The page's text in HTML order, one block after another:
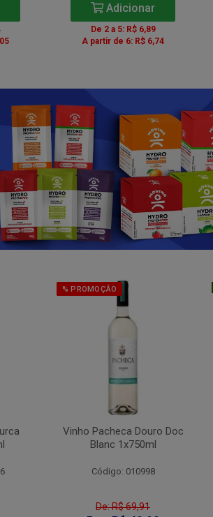
Adicionar
De 2 a 5: R$ 6,89
A partir de 6: R$ 6,74
% PROMOÇÃO
Vinho Pacheca Douro Doc
Blanc 1x750ml
Código: 010998
De: R$ 69,91